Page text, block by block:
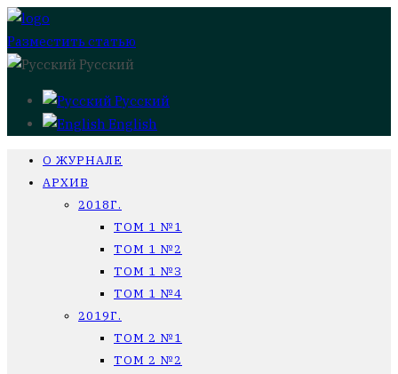
Разместить статью
Русский
Русский
English
О ЖУРНАЛЕ
АРХИВ
2018Г.
ТОМ 1 №1
ТОМ 1 №2
ТОМ 1 №3
ТОМ 1 №4
2019Г.
ТОМ 2 №1
ТОМ 2 №2